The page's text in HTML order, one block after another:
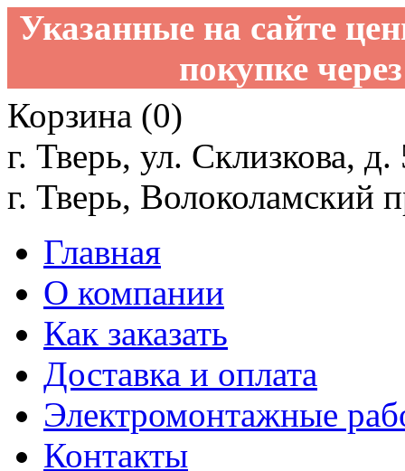
Указанные на сайте
покупке
Корзина (0)
г. Тверь, ул. Склизкова,
г. Тверь, Волоколамский
Главная
О компании
Как заказать
Доставка и оплата
Электромонтажные
Контакты